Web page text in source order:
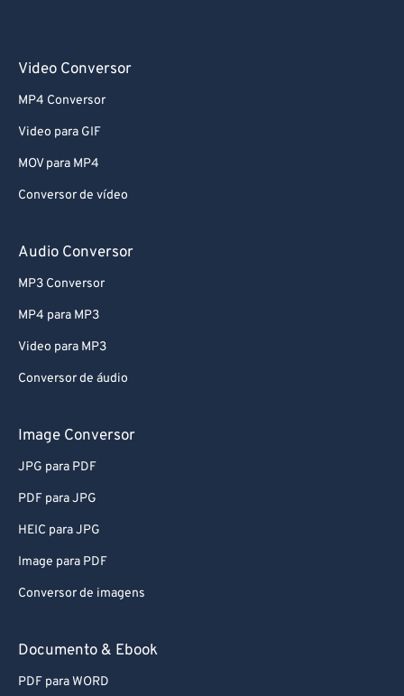
Video Conversor
MP4 Conversor
Video para GIF
MOV para MP4
Conversor de vídeo
Audio Conversor
MP3 Conversor
MP4 para MP3
Video para MP3
Conversor de áudio
Image Conversor
JPG para PDF
PDF para JPG
HEIC para JPG
Image para PDF
Conversor de imagens
Documento & Ebook
PDF para WORD